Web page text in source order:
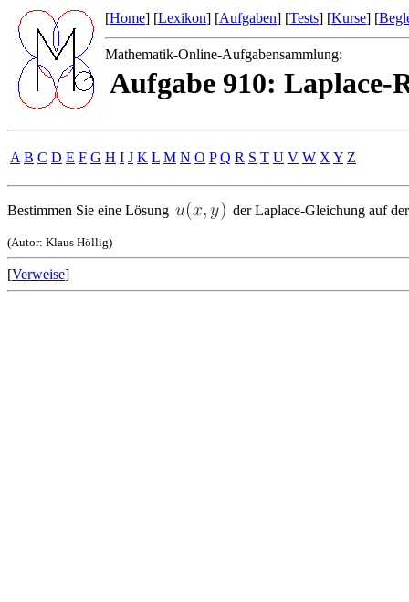
[Home] [Lexikon] [Aufgaben] [Tests] [Kurse] [
Mathematik-Online-Aufgabensammlung:
Aufgabe 910: Laplace-
A B C D E F G H I J K L M N O P Q R S T U V W X Y Z
Bestimmen Sie eine Lösung der Laplace-Gleichung auf
(Autor: Klaus Höllig)
[Verweise]